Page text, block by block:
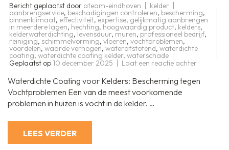
Bericht geplaatst door ateam-eindhoven kelder
aanbrengservice, beschadigingen controleren, bescherming,
binnenklimaat, effectiviteit,expertise, gelijkmatig aanbrengen
in meerdere lagen, hechting, hoogwaardig product, kelders,
kelderwaterdichting, levensduur, muren, professioneel bedrijf,
reiniging, schimmelvorming, vloeren, vochtproblemen,
voordelen, waarde verhogen, waterafstotend, waterdichte
coating, waterdichte coating kelder, waterschade
Geplaatst op 10 december 2025 Laat een reactie achter
Kelder
Waterdichte Coating voor Kelders: Bescherming tegen
Vochtproblemen Een van de meest voorkomende
problemen in huizen is vocht in de kelder. …
LEES VERDER